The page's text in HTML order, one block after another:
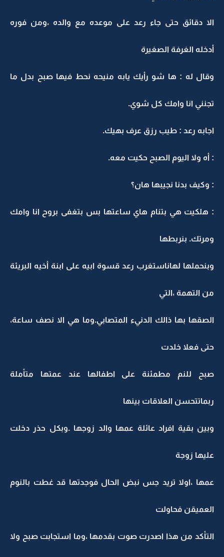
الا دقائق حتى جاء رعد على موعده مع والده ،ومن فوره
أدخله الغرفة الصغيرة
وقال له : ها شو رأيك يابه منيحه نحط فيها صبح بدل ما
تجنني انا وامك كل شوي.
اجابه رعد : طيب رزق عرف بهيك.
: أه ولا اليوم الصبح حكيت معه.
: وكيف بدنا نجيبها هان؟
: هلكيت هي بتنام هاي ساعتها بس بتغفى بروح انا وامك
ومرتك. بنربطها
وبنحملها لهاناستغرب رعد قسوة ابيه على ابنة أخيه البريئة
من التهمة ،التي
الصقها بها ذالك الدنيء المتصابي.وما هي الا نصف ساعة،
حتى فعلا خلدت
صبح للنم مطمئنة على اطفالها عند عمتها متأملة
ربماتتحسن العلاقات بينها
وبين بقية افراد عائلة عمها والد زوجها .وبكل حذر دخلت
عليها زوجة
عمها ،اولا تريد جس نبض الحال فوجدتها قد غطت بالنوم
العميقن فحاولت
التأكد من هذا اصدرت صوت بقدمها ،وما استجابت صبح ولا